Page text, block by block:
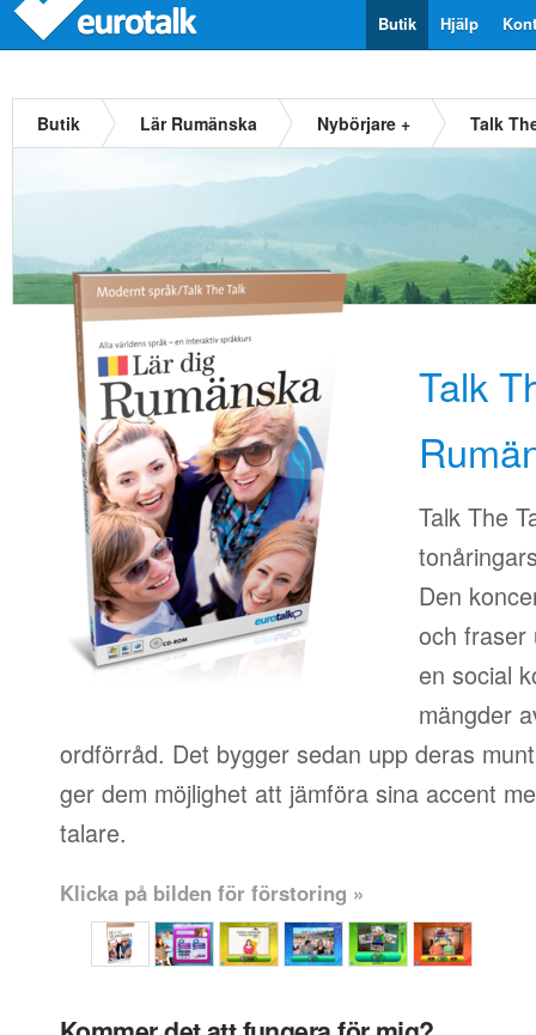
Hjälp
Butik
Butik Lär Rumänska Nybörjare + Talk
Talk
Talk The
Den
och fraser
en social
mängder
ordförråd. Det bygger sedan upp deras
ger dem möjlighet att jämföra sina accent
talare.
Klicka på bilden för förstoring »